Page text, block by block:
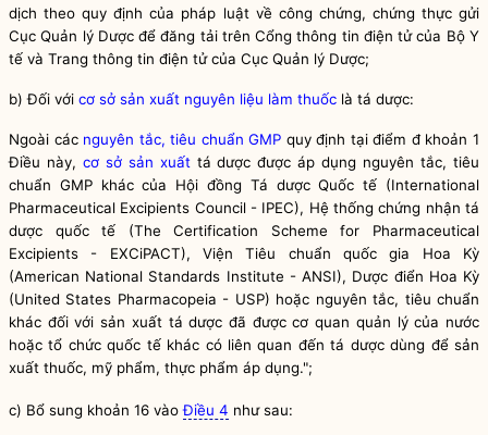
dịch theo quy định của pháp luậtvề công chứng, chứng thực gửi
Cục Quản lý Dược để đăng tải trên Cổng thông tin điện tử của Bộ Y
tế và Trang thông tin điện tử của Cục Quản lý Dược;
b)Đối với cơ sở sản xuất nguyên liệu làm thuốc là tá dược:
Ngoài các nguyên tắc, tiêu chuẩn GMP quy định tại điểm đ khoản 1
Điều này, cơ sở sản xuấttá dược được áp dụng nguyên tắc, tiêu
chuẩn GMPkhác của Hội đồng Tá dược Quốc tế (International
Pharmaceutical Excipients Council - IPEC), Hệ thống chứng nhận tá
dược quốc tế (The Certification Scheme for Pharmaceutical
Excipients - EXCiPACT), Viện Tiêu chuẩn quốc gia Hoa Kỳ
(American National Standards Institute - ANSI), Dược điển Hoa Kỳ
(United States Pharmacopeia - USP) hoặc nguyên tắc, tiêu chuẩn
khác đối với sản xuất tá dược đã được cơ quan quản lý của nước
hoặc tổ chức quốc tế khác có liên quan đến tá dược dùng để sản
xuất thuốc, mỹ phẩm, thực phẩm áp dụng.";
c) Bổ sung khoản 16 vào Điều 4 như sau: